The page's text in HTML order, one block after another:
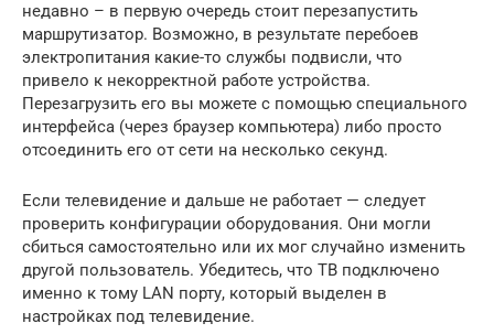
недавно – в первую очередь стоит перезапустить
маршрутизатор. Возможно, в результате перебоев
электропитания какие-то службы подвисли, что
привело к некорректной работе устройства.
Перезагрузить его вы можете с помощью специального
интерфейса (через браузер компьютера) либо просто
отсоединить его от сети на несколько секунд.
Если телевидение и дальше не работает — следует
проверить конфигурации оборудования. Они могли
сбиться самостоятельно или их мог случайно изменить
другой пользователь. Убедитесь, что ТВ подключено
именно к тому LAN порту, который выделен в
настройках под телевидение.